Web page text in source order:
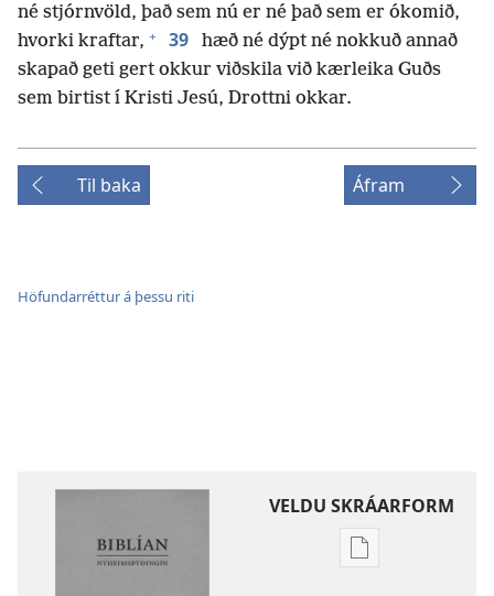
né stjórnvöld, það sem nú er né það sem er ókomið,
hvorki kraftar, + 39
hæð né dýpt né nokkuð annað
skapað geti gert okkur viðskila við kærleika Guðs
sem birtist í Kristi Jesú, Drottni okkar.
Til baka Áfram
Höfundarréttur á þessu riti
VELDU SKRÁARFORM
Möguleikar